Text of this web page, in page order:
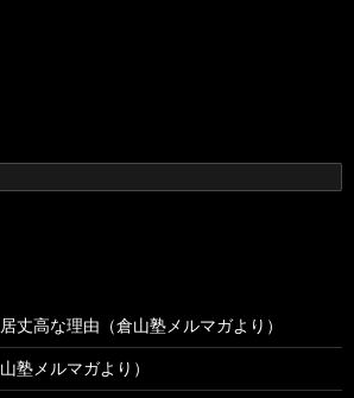
丈高な理由（倉山塾メルマガより）
塾メルマガより）